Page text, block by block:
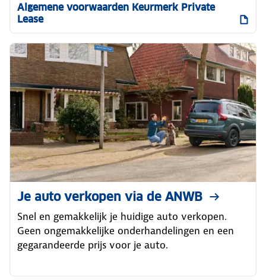
Algemene voorwaarden Keurmerk Private
Lease
Je auto verkopen via de ANWB
Snel en gemakkelijk je huidige auto verkopen.
Geen ongemakkelijke onderhandelingen en een
gegarandeerde prijs voor je auto.